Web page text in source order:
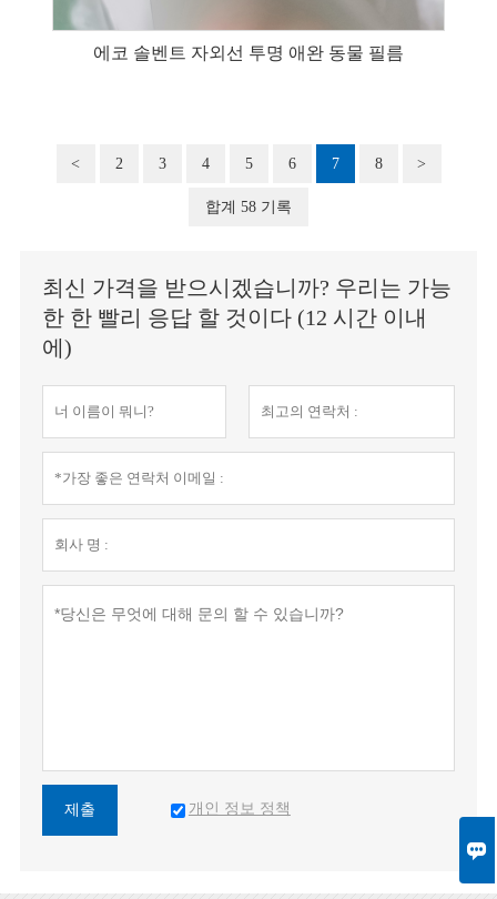

에코 솔벤트 자외선 투명 애완 동물 필름
< 2 3 4 5 6 7 8 >
합계 58 기록
최신 가격을 받으시겠습니까? 우리는 가능
한 한 빨리 응답 할 것이다 (12 시간 이내
에)
제출 개인 정보 정책